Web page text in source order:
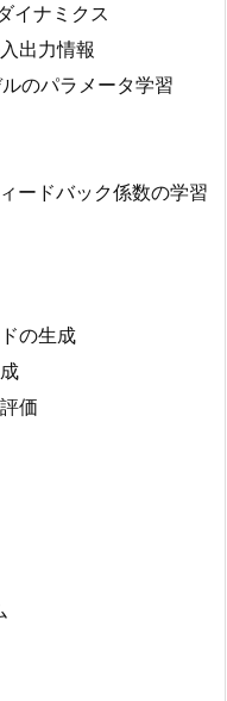
イナミクス
出力情報
のパラメータ学習
ードバック係数の学習
の生成
価